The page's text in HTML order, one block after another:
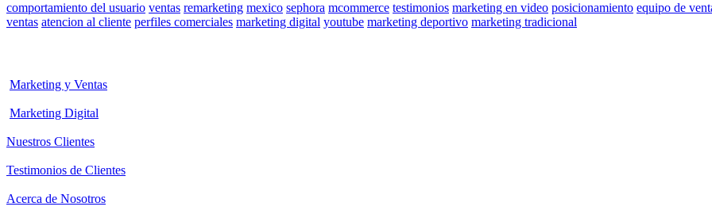
comportamiento del usuario ventas remarketing mexico sephora mcommerce testimonios marketing en video posicionamiento equipo de
ventas atencion al cliente perfiles comerciales marketing digital youtube marketing deportivo marketing tradicional
Marketing y Ventas
Marketing Digital
Nuestros Clientes
Testimonios de Clientes
Acerca de Nosotros